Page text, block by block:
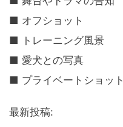
■ オフショット
■ トレーニング風景
■ 愛犬との写真
■ プライベートショット
最新投稿: